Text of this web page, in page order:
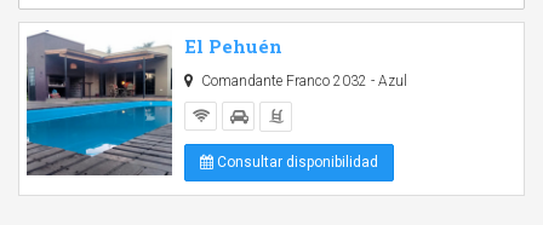
El Pehuén
Comandante Franco 2032 - Azul
Consultar disponibilidad